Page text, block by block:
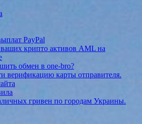
PayPal
крипто активов AML на
обмен в one-bro?
верификацию карты отправителя.
гривен по городам Украины.